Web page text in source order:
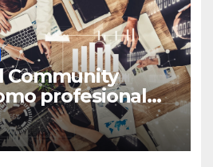
Community
profesional